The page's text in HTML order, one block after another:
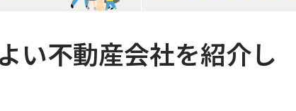
い不動産会社を紹介し